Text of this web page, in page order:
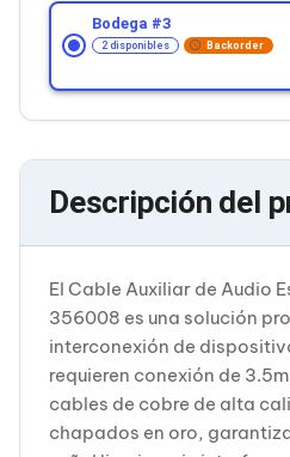
Soportes y Paneles
Sistemas Operativos para
Soportes de Datos
Ultrium
Accesorios para Discos Duros
Gabinetes de Discos Duros
Discos Duros Externos
Discos Duros para NAS
Discos Duros para
Accesorios para SSD
Gabinetes para SSD
Almacenamiento MSA
Discos Duros Internos para
Discos Duros Internos para
Monitores
Bodega #3
2 disponibles Backorder
Descripción del
El Cable Auxiliar de Audio
356008 es una solución
interconexión de
requieren conexión de
cables de cobre de alta
chapados en oro,